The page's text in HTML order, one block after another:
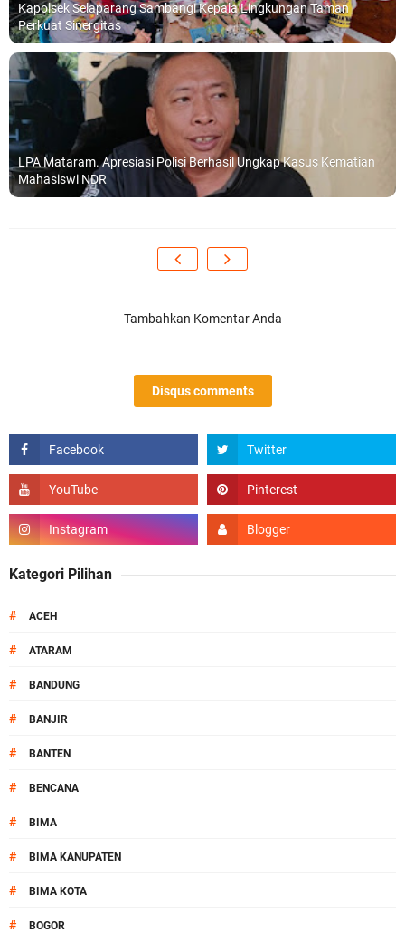
Kapolsek Selaparang Sambangi Kepala Lingkungan Taman
Perkuat Sinergitas
LPA Mataram. Apresiasi Polisi Berhasil Ungkap Kasus Kematian
Mahasiswi NDR
Tambahkan Komentar Anda
Disqus comments
Kategori Pilihan
# ACEH
# ATARAM
# BANDUNG
# BANJIR
# BANTEN
# BENCANA
# BIMA
# BIMA KANUPATEN
# BIMA KOTA
# BOGOR